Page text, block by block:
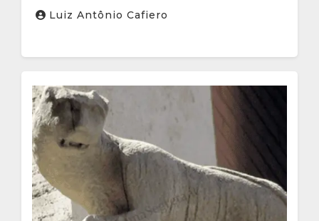
Luiz Antônio Cafiero